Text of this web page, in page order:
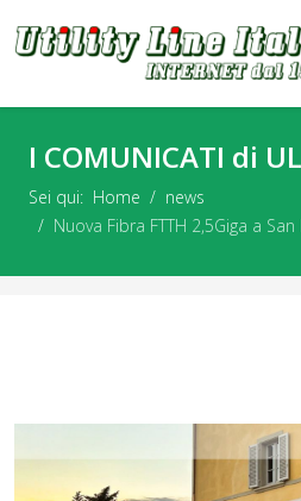
I COMUNICATI di
Sei qui: Home
news
Nuova Fibra FTTH 2,5Giga a